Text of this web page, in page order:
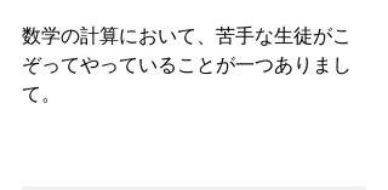
数学の計算において、苦手な生徒がこ
ぞってやっていることが一つありまし
て。